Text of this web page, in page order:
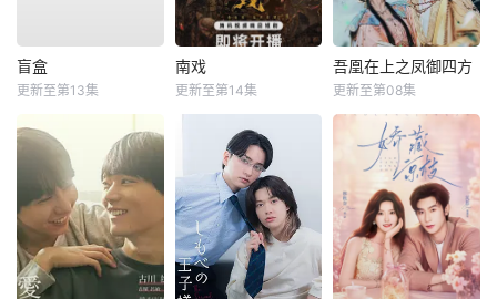
盲盒
更新至第13集
南戏
更新至第14集
吾凰在上之凤御四方
更新至第08集